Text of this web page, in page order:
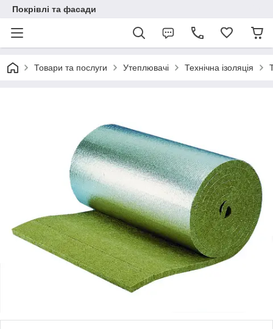
Покрівлі та фасади
Товари та послуги Утеплювачі Технічна ізоляція